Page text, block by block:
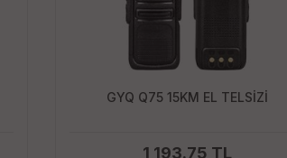
GYQ Q75 15KM EL TELSİZİ
1,193.75 TL